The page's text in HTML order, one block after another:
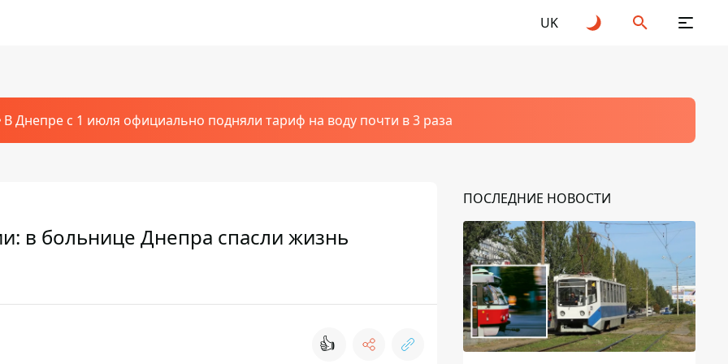
UK
В Днепре с 1 июля официально подняли тариф на воду почти в 3 раза
в больнице Днепра спасли жизнь
👍
ПОСЛЕДНИЕ НОВОСТИ